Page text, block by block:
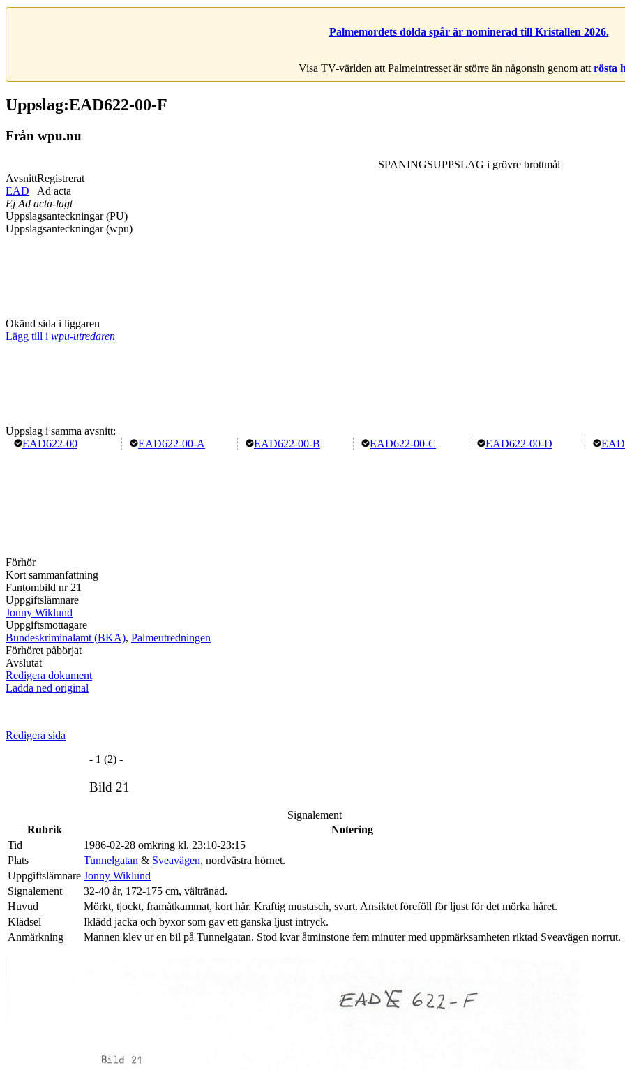
Palmemordets dolda spår är nominerad till Kristallen 2026.
Visa TV-världen att Palmeintresset är större än någonsin genom att rösta
Uppslag:EAD622-00-F
Från wpu.nu
SPANINGSUPPSLAG i grövre brottmål
Avsnitt
EAD
Registrerat
Ad acta
Ej Ad acta-lagt
Uppslagsanteckningar (PU)
Uppslagsanteckningar (wpu)
Okänd sida i liggaren
Lägg till i wpu-utredaren
Uppslag i samma avsnitt:
EAD622-00
EAD622-00-A EAD622-00-B EAD622-00-C EAD622-00-D
Förhör
Kort sammanfattning
Fantombild nr 21
Uppgiftslämnare
Jonny Wiklund
Uppgiftsmottagare
Bundeskriminalamt (BKA), Palmeutredningen
Förhöret påbörjat
Avslutat
Redigera dokument
Ladda ned original
Redigera sida
- 1 (2) -
Bild 21
Signalement
Rubrik
Notering
Tid
1986-02-28 omkring kl. 23:10-23:15
Plats
Tunnelgatan & Sveavägen, nordvästra hörnet.
Uppgiftslämnare Jonny Wiklund
Signalement
32-40 år, 172-175 cm, vältränad.
Huvud
Mörkt, tjockt, framåtkammat, kort hår. Kraftig mustasch, svart. Ansiktet föreföll för ljust för det mörka håret.
Klädsel
Iklädd jacka och byxor som gav ett ganska ljust intryck.
Anmärkning
Mannen klev ur en bil på Tunnelgatan. Stod kvar åtminstone fem minuter med uppmärksamheten riktad Sveavägen norrut.